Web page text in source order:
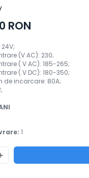
RON
(V AC): 230;
( V AC): 185-265;
( V DC): 180-350;
de incarcare: 80A;
1